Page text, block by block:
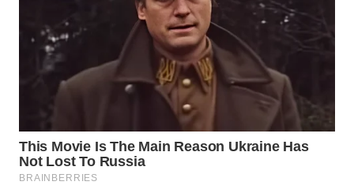
BEKASI
WN
BOGOR
DEPOK
WN